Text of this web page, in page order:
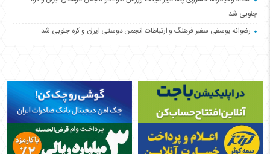
جنوبی شد
رضوانه یوسفی سفیر فرهنگ و ارتباطات انجمن دوستی ایران و کره جنوبی شد